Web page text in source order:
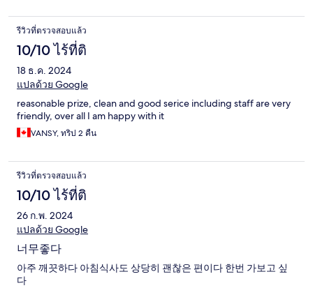
รีวิวที่ตรวจสอบแล้ว
10/10 ไร้ที่ติ
18 ธ.ค. 2024
แปลด้วย Google
reasonable prize, clean and good serice including staff are very
friendly, over all I am happy with it
VANSY, ทริป 2 คืน
รีวิวที่ตรวจสอบแล้ว
10/10 ไร้ที่ติ
26 ก.พ. 2024
แปลด้วย Google
너무좋다
아주 깨끗하다 아침식사도 상당히 괜찮은 편이다 한번 가보고 싶
다